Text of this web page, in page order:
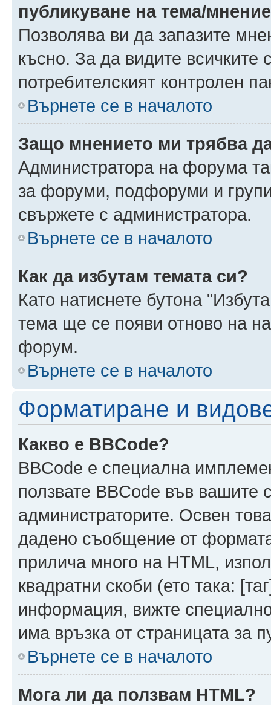
публикуване на тема/
Позволява ви да запазите
късно. За да видите всичките
потребителският контролен
Върнете се в началото
Защо мнението ми трябва
Администратора на форума
за форуми, подфоруми и
свържете с администратора.
Върнете се в началото
Как да избутам темата си?
Като натиснете бутона
тема ще се появи отново на
форум.
Върнете се в началото
Форматиране и
Какво е BBCode?
BBCode е специална
ползвате BBCode във
администраторите. Освен
дадено съобщение от
прилича много на HTML,
квадратни скоби (ето така:
информация, вижте
има връзка от страницата за
Върнете се в началото
Мога ли да ползвам HTML?